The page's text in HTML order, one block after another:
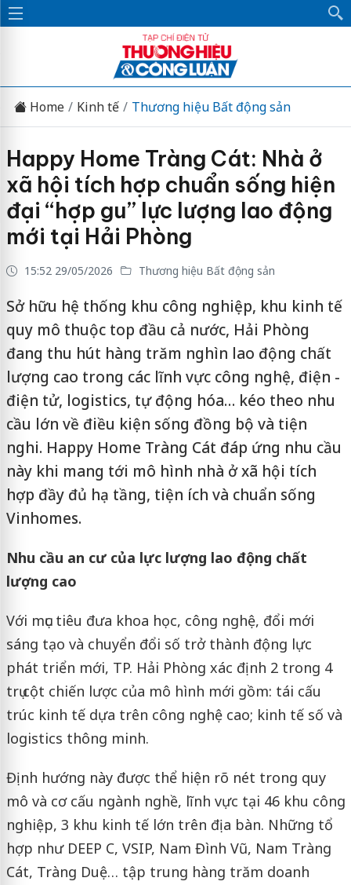
Home Kinh tế Thương hiệu Bất động sản
Happy Home Tràng Cát: Nhà ở
xã hội tích hợp chuẩn sống hiện
đại “hợp gu” lực lượng lao động
mới tại Hải Phòng
15:52 29/05/2026 Thương hiệu Bất động sản
Sở hữu hệ thống khu công nghiệp, khu kinh tế
quy mô thuộc top đầu cả nước, Hải Phòng
đang thu hút hàng trăm nghìn lao động chất
lượng cao trong các lĩnh vực công nghệ, điện -
điện tử, logistics, tự động hóa… kéo theo nhu
cầu lớn về điều kiện sống đồng bộ và tiện
nghi. Happy Home Tràng Cát đáp ứng nhu cầu
này khi mang tới mô hình nhà ở xã hội tích
hợp đầy đủ hạ tầng, tiện ích và chuẩn sống
Vinhomes.
Nhu cầu an cư của lực lượng lao động chất
lượng cao
Với mục tiêu đưa khoa học, công nghệ, đổi mới
sáng tạo và chuyển đổi số trở thành động lực
phát triển mới, TP. Hải Phòng xác định 2 trong 4
trụ cột chiến lược của mô hình mới gồm: tái cấu
trúc kinh tế dựa trên công nghệ cao; kinh tế số và
logistics thông minh.
Định hướng này được thể hiện rõ nét trong quy
mô và cơ cấu ngành nghề, lĩnh vực tại 46 khu công
nghiệp, 3 khu kinh tế lớn trên địa bàn. Những tổ
hợp như DEEP C, VSIP, Nam Đình Vũ, Nam Tràng
Cát, Tràng Duệ… tập trung hàng trăm doanh